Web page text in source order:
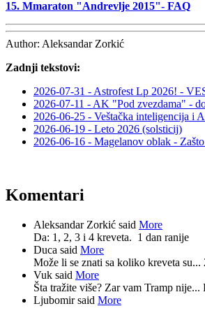
15. Mmaraton "Andrevlje 2015"- FAQ
Author: Aleksandar Zorkić
Zadnji tekstovi:
2026-07-31 - Astrofest Lp 2026! -
2026-07-11 - AK "Pod zvezdama" -
2026-06-25 - Veštačka inteligencija i
2026-06-19 - Leto 2026 (solsticij)
2026-06-16 - Magelanov oblak - Zašto
Komentari
Aleksandar Zorkić said More
Da: 1, 2, 3 i 4 kreveta. 1 dan ranije
Duca said More
Može li se znati sa koliko kreveta su...
Vuk said More
Šta tražite više? Zar vam Tramp nije...
Ljubomir said More